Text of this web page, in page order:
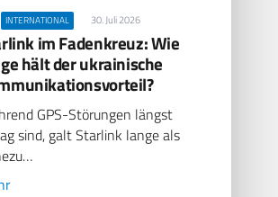
INTERNATIONAL 30. Juli 2026
im Fadenkreuz: Wie
hält der ukrainische
GPS-Störungen längst
sind, galt Starlink lange als